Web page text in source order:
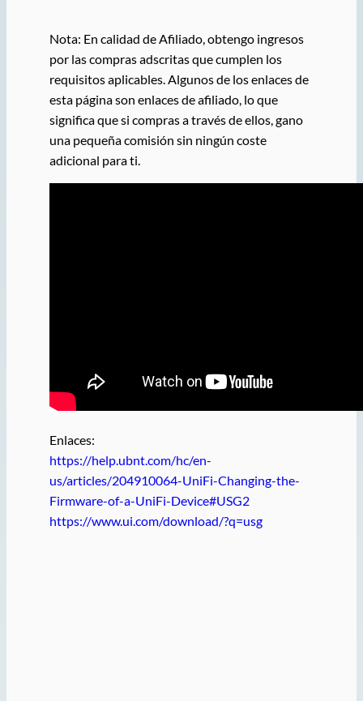
Nota: En calidad de Afiliado, obtengo ingresos
por las compras adscritas que cumplen los
requisitos aplicables. Algunos de los enlaces de
esta página son enlaces de afiliado, lo que
significa que si compras a través de ellos, gano
una pequeña comisión sin ningún coste
adicional para ti.
Enlaces:
https://help.ubnt.com/hc/en-
us/articles/204910064-UniFi-Changing-the-
Firmware-of-a-UniFi-Device#USG2
https://www.ui.com/download/?q=usg